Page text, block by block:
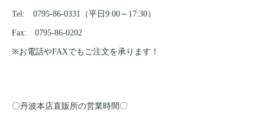
Tel: 0795-86-0331（平日9:00～17:30）
Fax: 0795-86-0202
※お電話やFAXでもご注文を承ります！
〇丹波本店直販所の営業時間〇